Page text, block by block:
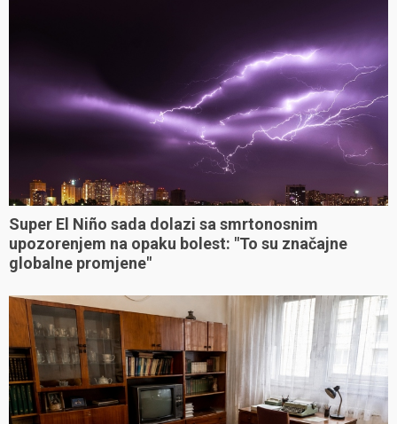
Super El Niño sada dolazi sa smrtonosnim
upozorenjem na opaku bolest: "To su značajne
globalne promjene"